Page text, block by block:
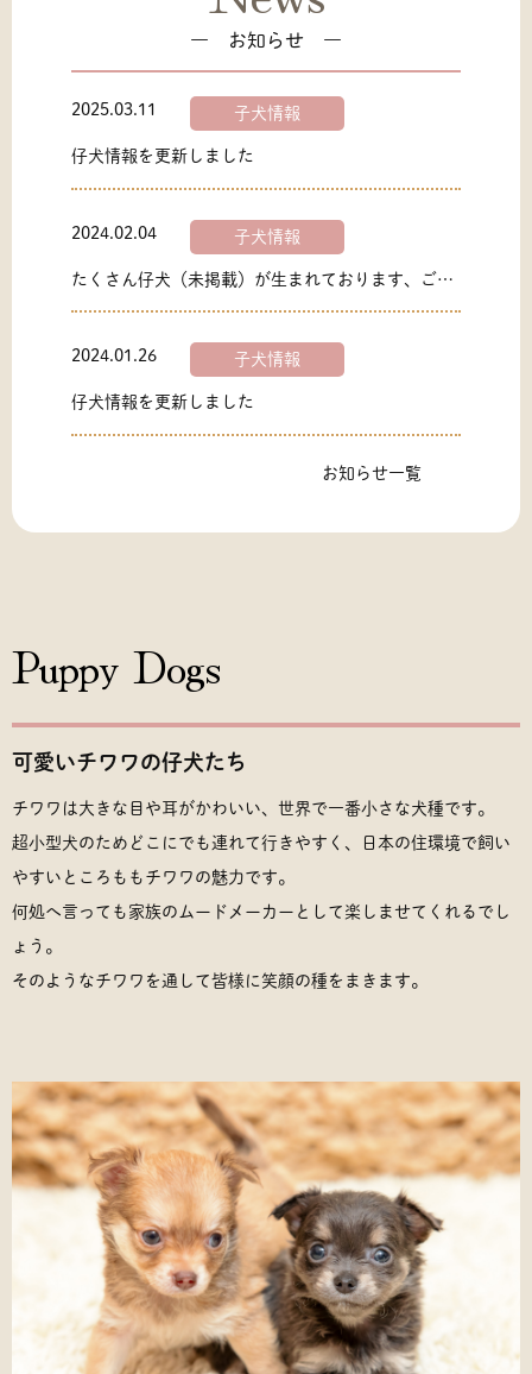
― お知らせ ―
2025.03.11 子犬情報
仔犬情報を更新しました
2024.02.04 子犬情報
たくさん仔犬（未掲載）が生まれております、ご見
2024.01.26 子犬情報
仔犬情報を更新しました
お知らせ一覧
Puppy Dogs
可愛いチワワの仔犬たち
チワワは大きな目や耳がかわいい、世界で一番小さな犬種です。
超小型犬のためどこにでも連れて行きやすく、日本の住環境で飼い
やすいところももチワワの魅力です。
何処へ言っても家族のムードメーカーとして楽しませてくれるでし
ょう。
そのようなチワワを通して皆様に笑顔の種をまきます。